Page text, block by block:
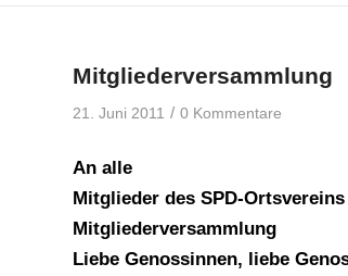
Mitgliederversammlung
21. Juni 2011 / 0 Kommentare
An alle
Mitglieder des SPD-
Mitgliederversammlung
Liebe Genossinnen, liebe